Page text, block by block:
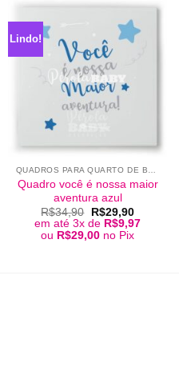
Lindo!
Quadro você é nossa maior
aventura azul
R$34,90
O
preço
original
era:
R$29,90O
preço
atual
é:
em até 3x de R$9,97
ou R$29,00 no Pix